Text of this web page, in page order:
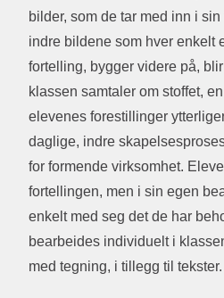
bilder, som de tar med inn i
indre bildene som hver enkelt
fortelling, bygger videre på,
klassen samtaler om stoffet,
elevenes forestillinger
daglige, indre
for formende virksomhet.
fortellingen, men i sin egen
enkelt med seg det de har
bearbeides individuelt i
med tegning, i tillegg til tekster.